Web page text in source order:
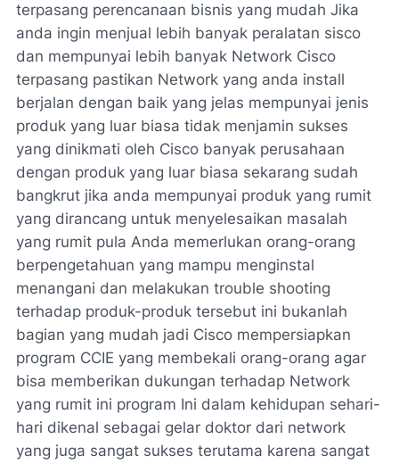
terpasang perencanaan bisnis yang mudah Jika
anda ingin menjual lebih banyak peralatan sisco
dan mempunyai lebih banyak Network Cisco
terpasang pastikan Network yang anda install
berjalan dengan baik yang jelas mempunyai jenis
produk yang luar biasa tidak menjamin sukses
yang dinikmati oleh Cisco banyak perusahaan
dengan produk yang luar biasa sekarang sudah
bangkrut jika anda mempunyai produk yang rumit
yang dirancang untuk menyelesaikan masalah
yang rumit pula Anda memerlukan orang-orang
berpengetahuan yang mampu menginstal
menangani dan melakukan trouble shooting
terhadap produk-produk tersebut ini bukanlah
bagian yang mudah jadi Cisco mempersiapkan
program CCIE yang membekali orang-orang agar
bisa memberikan dukungan terhadap Network
yang rumit ini program Ini dalam kehidupan sehari-
hari dikenal sebagai gelar doktor dari network
yang juga sangat sukses terutama karena sangat